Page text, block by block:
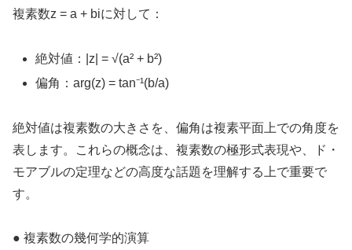
複素数z = a + biに対して：
絶対値：|z| = √(a² + b²)
偏角：arg(z) = tan⁻¹(b/a)
絶対値は複素数の大きさを、偏角は複素平面上での角度を
表します。これらの概念は、複素数の極形式表現や、ド・
モアブルの定理などの高度な話題を理解する上で重要で
す。
● 複素数の幾何学的演算